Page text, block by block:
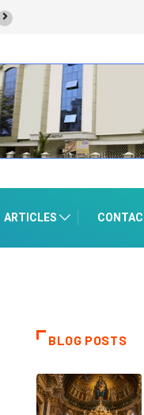
ARTICLES
BLOG POSTS